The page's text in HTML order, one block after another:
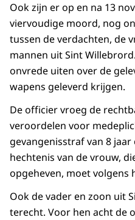
Ook zijn er op en na 13
viervoudige moord, nog
tussen de verdachten, de
mannen uit Sint
onvrede uiten over de
wapens geleverd krijgen.
De officier vroeg de
veroordelen voor
gevangenisstraf van 8
hechtenis van de vrouw,
opgeheven, moet volgens
Ook de vader en zoon uit
terecht. Voor hen acht de